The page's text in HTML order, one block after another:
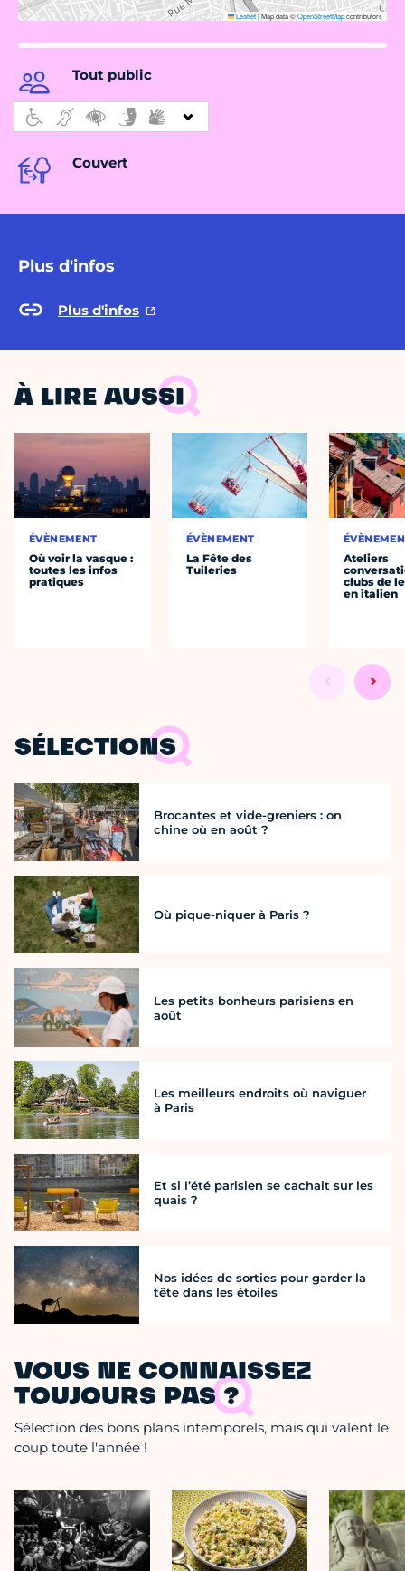
Leaflet|Map data ©OpenStreetMapcontributors
Tout public
Couvert
Plus d'infos
Plus d'infos
À LIRE AUSSI
ÉVÈNEMENT
Où voir la vasque :
toutes les infos
pratiques
ÉVÈNEMENT
La Fête des
Tuileries
Ateliers
clubs de
en italien
SÉLECTIONS
Brocantes et vide-greniers : on
chine où en août ?
Où pique-niquer à Paris ?
Les petits bonheurs parisiens en
août
Les meilleurs endroits où naviguer
à Paris
Et si l’été parisien se cachait sur les
quais ?
Nos idées de sorties pour garder la
tête dans les étoiles
VOUS NE CONNAISSEZ
TOUJOURS PAS ?
Sélection des bons plans intemporels, mais qui valent le
coup toute l'année !